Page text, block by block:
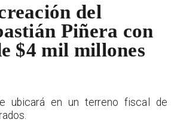
del
Piñera con
$4 mil millones
ubicará en un terreno fiscal de